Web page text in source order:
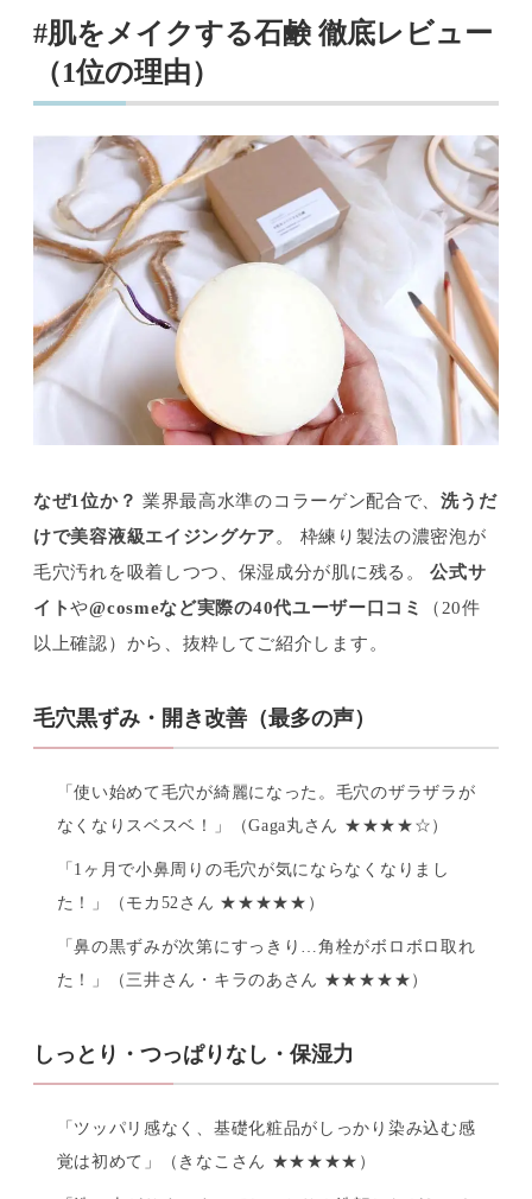
#肌をメイクする石鹸 徹底レビュー
（1位の理由）
なぜ1位か？ 業界最高水準のコラーゲン配合で、洗うだ
けで美容液級エイジングケア。 枠練り製法の濃密泡が
毛穴汚れを吸着しつつ、保湿成分が肌に残る。公式サ
イトや@cosmeなど実際の40代ユーザー口コミ
（20件
以上確認）から、抜粋してご紹介します。
毛穴黒ずみ・開き改善（最多の声）
「使い始めて毛穴が綺麗になった。毛穴のザラザラが
なくなりスベスベ！」（Gaga丸さん ★★★★☆）
「1ヶ月で小鼻周りの毛穴が気にならなくなりまし
た！」（モカ52さん ★★★★★）
「鼻の黒ずみが次第にすっきり…角栓がボロボロ取れ
た！」（三井さん・キラのあさん ★★★★★）
しっとり・つっぱりなし・保湿力
「ツッパリ感なく、基礎化粧品がしっかり染み込む感
覚は初めて」（きなこさん ★★★★★）